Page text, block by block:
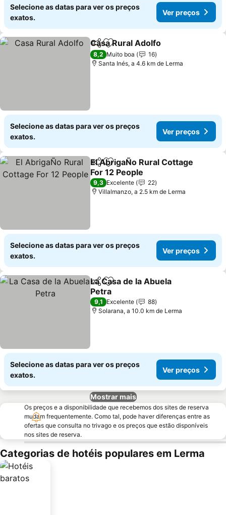
Selecione as datas para ver os preços
exatos.
Ver preços
PartilharAdicionar aos favoritos
Casa Rural Adolfo
8,2 Muito boa
16
Santa Inés, a 4.6 km de Lerma
Selecione as datas para ver os preços
exatos.
Ver preços
PartilharAdicionar aos favoritos
El AbrigaÑo Rural Cottage
For 12 People
Ver preços
9,3 Excelente
22
Villalmanzo, a 2.5 km de Lerma
Selecione as datas para ver os preços
exatos.
Ver preços
PartilharAdicionar aos favoritos
La Casa de la Abuela
Petra
Ver preços
9,1 Excelente
88
Solarana, a 10.0 km de Lerma
Selecione as datas para ver os preços
exatos.
Ver preços
Mostrar mais
Os preços e a disponibilidade que recebemos dos sites de reserva
mudam frequentemente. Como tal, pode haver diferenças entre as
ofertas que consulta no trivago e os preços que estão disponíveis
nos sites de reserva.
Categorias de hotéis populares em Lerma